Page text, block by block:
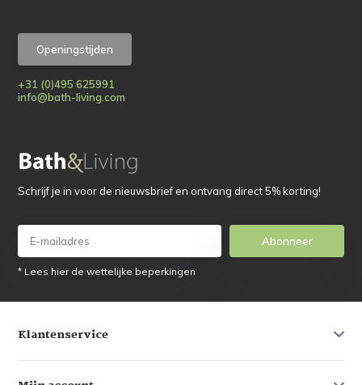
Openingstijden
+31 (0)495 625991
info@bath-living.com
Schrijf je in voor de nieuwsbrief en ontvang direct 5% korting!
Abonneer
* Lees hier de wettelijke beperkingen
Klantenservice